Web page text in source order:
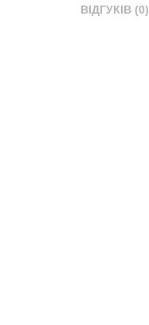
ВІДГУКІВ (0)